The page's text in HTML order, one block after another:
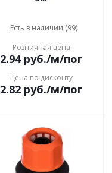
Есть в наличии (99)
Розничная цена
2.94руб./м/пог
Цена по дисконту
2.82руб./м/пог